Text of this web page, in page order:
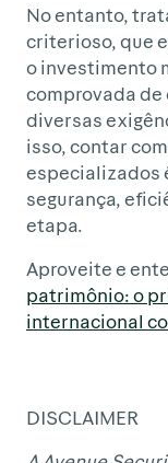
No entanto,
criterioso, que
o investimento
comprovada de
diversas
isso, contar
especializados
segurança,
etapa.
Aproveite e
patrimônio: o
internacional
DISCLAIMER